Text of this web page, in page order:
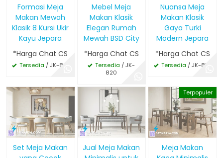
Formasi Meja
Makan Mewah
Klasik 8 Kursi Ukir
Kayu Jepara
*Harga Chat CS
Tersedia / JK-821
Mebel Meja
Makan Klasik
Elegan Rumah
Mewah BSD City
*Harga Chat CS
Tersedia / JK-
820
Nuansa Meja
Makan Klasik
Gaya Turki
Modern Jepara
*Harga Chat CS
Tersedia / JK-819
Set Meja Makan
Jual Meja Makan
Terpopuler
Meja Makan